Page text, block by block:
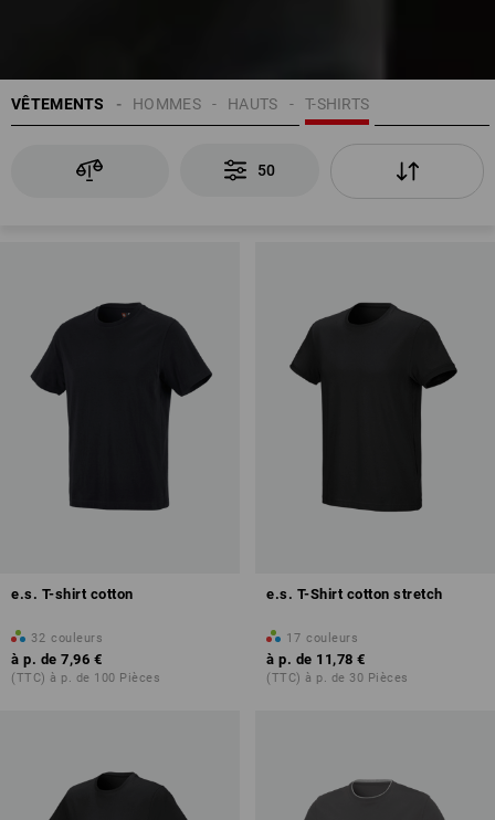
VÊTEMENTS T-SHIRTS
HAUTS
HOMMES
50
e.s. T-shirt cotton
32 couleurs
à p. de 7,96 €
(TTC) à p. de 100 Pièces
e.s. T-Shirt cotton stretch
17 couleurs
à p. de 11,78 €
(TTC) à p. de 30 Pièces